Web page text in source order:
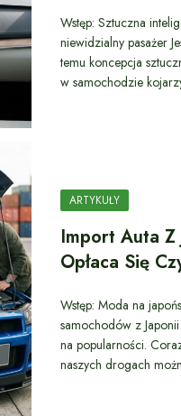
Wstęp: Sztuczna
niewidzialny pasażer
temu koncepcja
w samochodzie
ARTYKUŁY
Import Auta Z
Opłaca Się
Wstęp: Moda na
samochodów z
na popularności.
naszych drogach